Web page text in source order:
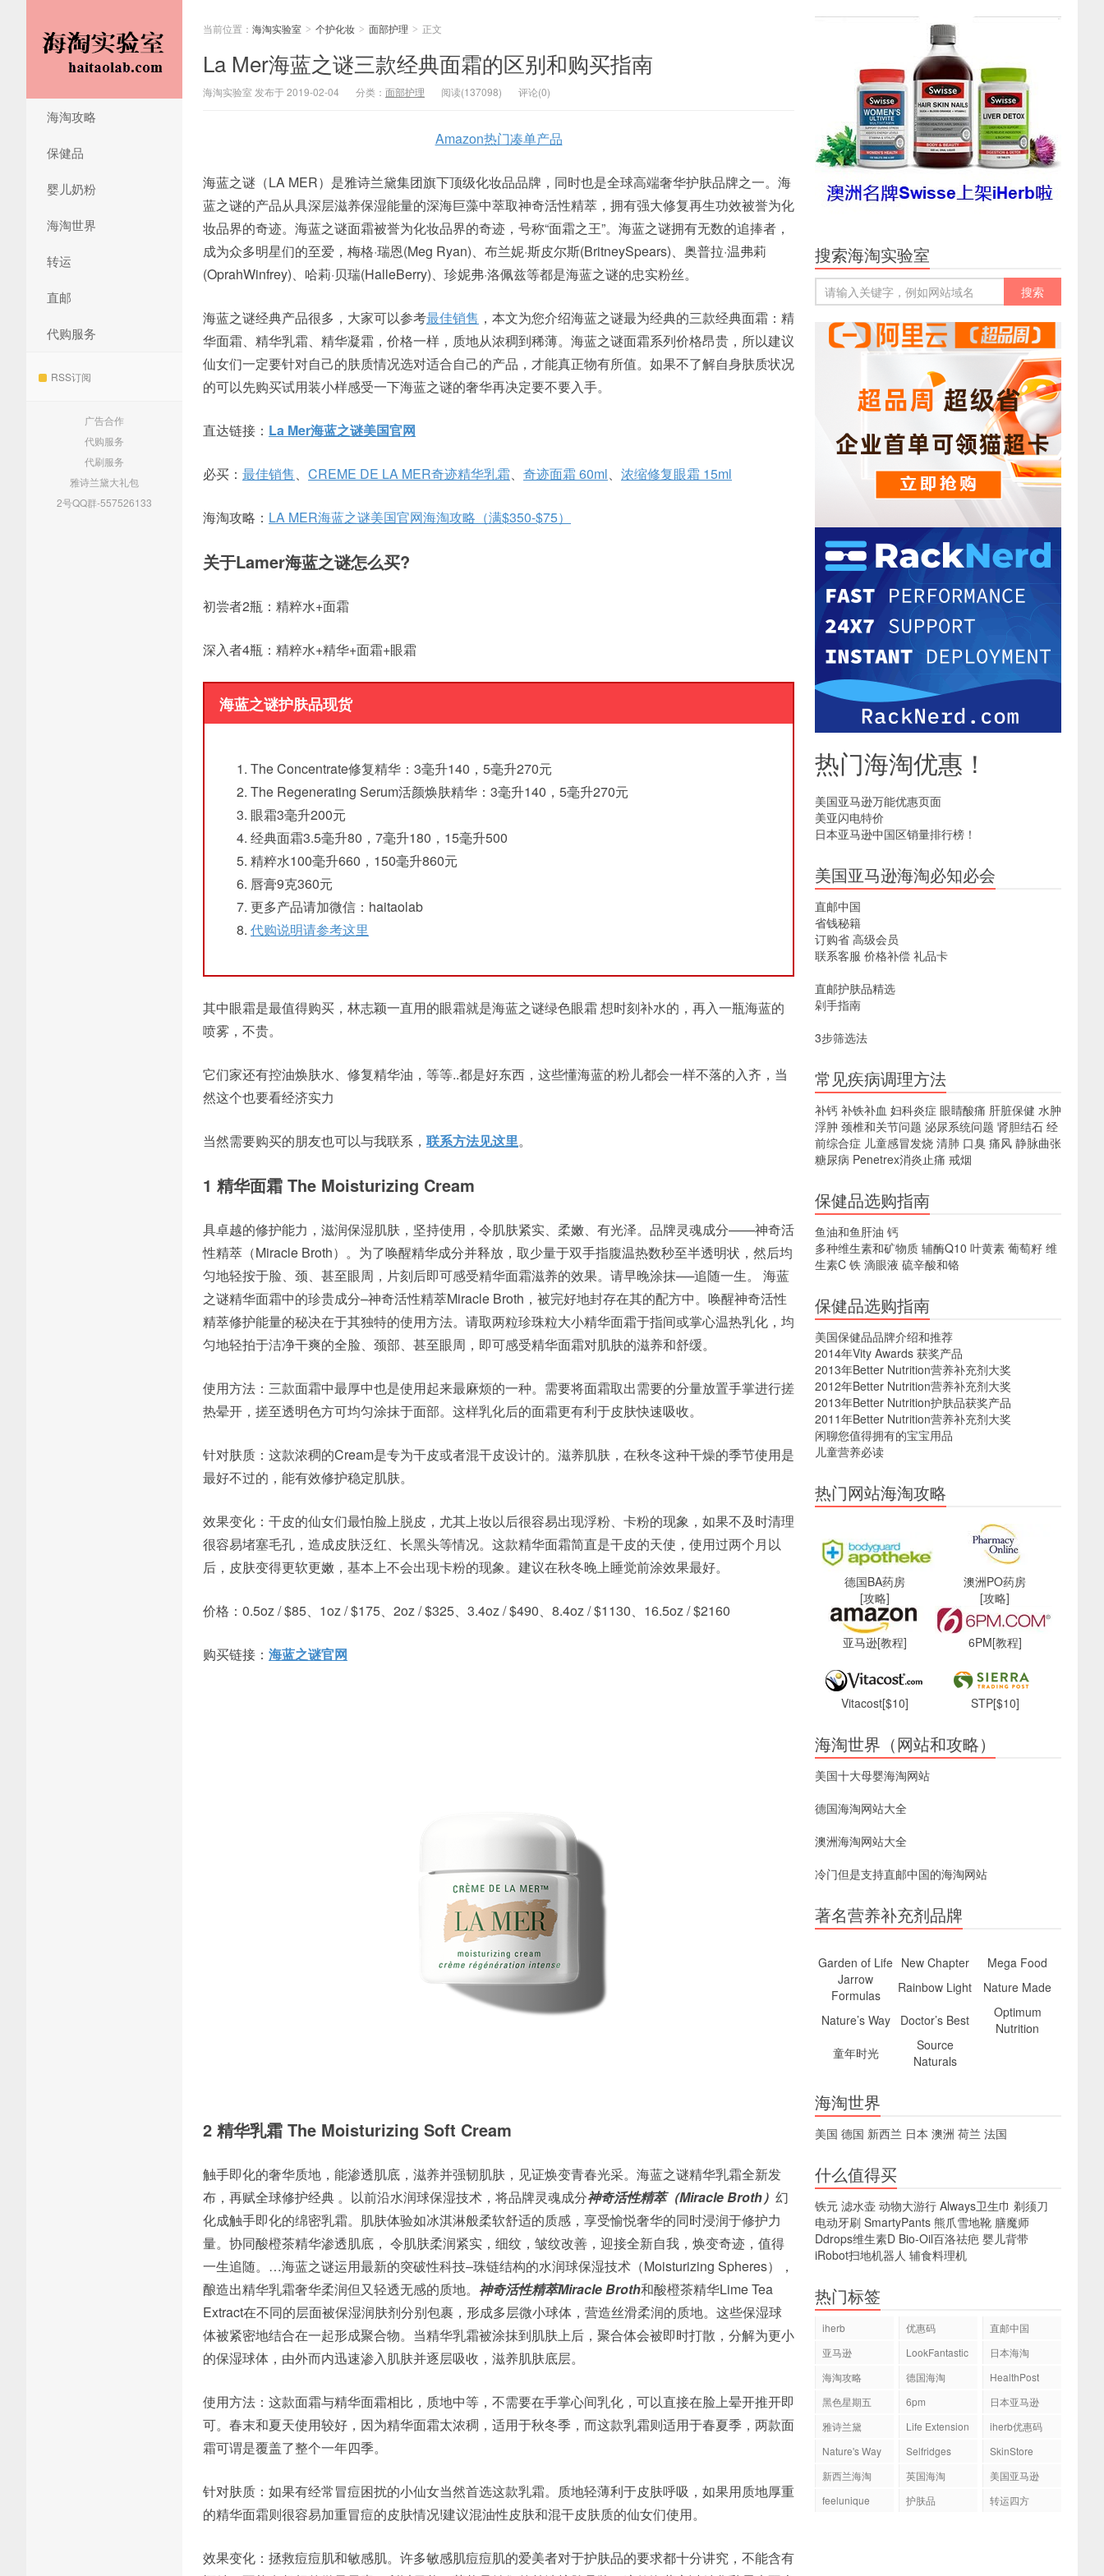
海淘攻略
保健品
婴儿奶粉
海淘世界
转运
直邮
代购服务
RSS订阅
广告合作
代购服务
代刷服务
雅诗兰黛大礼包
2号QQ群-557526133
当前位置： 海淘实验室 > 个护化妆 > 面部护理 > 正文
La Mer海蓝之谜三款经典面霜的区别和购买指南
海淘实验室 发布于 2019-02-04 分类： 面部护理 阅读(137098) 评论(0)
Amazon热门凑单产品
海蓝之谜（LA MER）是雅诗兰黛集团旗下顶级化妆品品牌，同时也是全球高端奢华护肤品牌之一。海
蓝之谜的产品从具深层滋养保湿能量的深海巨藻中萃取神奇活性精萃，拥有强大修复再生功效被誉为化
妆品界的奇迹。海蓝之谜面霜被誉为化妆品界的奇迹，号称“面霜之王”。海蓝之谜拥有无数的追捧者，
成为众多明星们的至爱，梅格·瑞恩(Meg Ryan)、布兰妮·斯皮尔斯(BritneySpears)、奥普拉·温弗莉
(OprahWinfrey)、哈莉·贝瑞(HalleBerry)、珍妮弗·洛佩兹等都是海蓝之谜的忠实粉丝。
海蓝之谜经典产品很多，大家可以参考最佳销售 ，本文为您介绍海蓝之谜最为经典的三款经典面霜：精
华面霜、精华乳霜、精华凝霜，价格一样，质地从浓稠到稀薄。海蓝之谜面霜系列价格昂贵，所以建议
仙女们一定要针对自己的肤质情况选对适合自己的产品，才能真正物有所值。如果不了解自身肤质状况
的可以先购买试用装小样感受一下海蓝之谜的奢华再决定要不要入手。
直达链接： La Mer海蓝之谜美国官网
必买： 最佳销售、 CREME DE LA MER奇迹精华乳霜、 奇迹面霜 60ml、 浓缩修复眼霜 15ml
海淘攻略： LA MER海蓝之谜美国官网海淘攻略（满$350-$75）
关于Lamer海蓝之谜怎么买?
初尝者2瓶：精粹水+面霜
深入者4瓶：精粹水+精华+面霜+眼霜
海蓝之谜护肤品现货
The Concentrate修复精华：3毫升140，5毫升270元
The Regenerating Serum活颜焕肤精华：3毫升140，5毫升270元
眼霜3毫升200元
经典面霜3.5毫升80，7毫升180，15毫升500
精粹水100毫升660，150毫升860元
唇膏9克360元
更多产品请加微信：haitaolab
代购说明请参考这里
其中眼霜是最值得购买，林志颖一直用的眼霜就是海蓝之谜绿色眼霜 想时刻补水的，再入一瓶海蓝的
喷雾，不贵。
它们家还有控油焕肤水、修复精华油，等等..都是好东西，这些懂海蓝的粉儿都会一样不落的入齐，当
然这个也要看经济实力
当然需要购买的朋友也可以与我联系， 联系方法见这里。
1 精华面霜 The Moisturizing Cream
具卓越的修护能力，滋润保湿肌肤，坚持使用，令肌肤紧实、柔嫩、有光泽。品牌灵魂成分——神奇活
性精萃（Miracle Broth）。为了唤醒精华成分并释放，取少量于双手指腹温热数秒至半透明状，然后均
匀地轻按于脸、颈、甚至眼周，片刻后即可感受精华面霜滋养的效果。请早晚涂抹──追随一生。 海蓝
之谜精华面霜中的珍贵成分–神奇活性精萃Miracle Broth，被完好地封存在其的配方中。唤醒神奇活性
精萃修护能量的秘决在于其独特的使用方法。请取两粒珍珠粒大小精华面霜于指间或掌心温热乳化，均
匀地轻拍于洁净干爽的全脸、颈部、甚至眼周，即可感受精华面霜对肌肤的滋养和舒缓。
使用方法：三款面霜中最厚中也是使用起来最麻烦的一种。需要将面霜取出需要的分量放置手掌进行搓
热晕开，搓至透明色方可均匀涂抹于面部。这样乳化后的面霜更有利于皮肤快速吸收。
针对肤质：这款浓稠的Cream是专为干皮或者混干皮设计的。滋养肌肤，在秋冬这种干燥的季节使用是
最好不过的，能有效修护稳定肌肤。
效果变化：干皮的仙女们最怕脸上脱皮，尤其上妆以后很容易出现浮粉、卡粉的现象，如果不及时清理
很容易堵塞毛孔，造成皮肤泛红、长黑头等情况。这款精华面霜简直是干皮的天使，使用过两个月以
后，皮肤变得更软更嫩，基本上不会出现卡粉的现象。建议在秋冬晚上睡觉前涂效果最好。
价格：0.5oz / $85、1oz / $175、2oz / $325、3.4oz / $490、8.4oz / $1130、16.5oz / $2160
购买链接： 海蓝之谜官网
2 精华乳霜 The Moisturizing Soft Cream
触手即化的奢华质地，能渗透肌底，滋养并强韧肌肤，见证焕变青春光采。海蓝之谜精华乳霜全新发
布，再赋全球修护经典 。以前沿水润球保湿技术，将品牌灵魂成分神奇活性精萃（Miracle Broth） 幻
化成触手即化的绵密乳霜。肌肤体验如冰淇淋般柔软舒适的质感，享受愉悦奢华的同时浸润于修护力
量。协同酸橙茶精华渗透肌底， 令肌肤柔润紧实，细纹，皱纹改善，迎接全新自我，焕变奇迹，值得
一生追随。 …海蓝之谜运用最新的突破性科技–珠链结构的水润球保湿技术（Moisturizing Spheres），
酿造出精华乳霜奢华柔润但又轻透无感的质地。 神奇活性精萃Miracle Broth和酸橙茶精华Lime Tea
Extract在不同的层面被保湿润肤剂分别包裹，形成多层微小球体，营造丝滑柔润的质地。这些保湿球
体被紧密地结合在一起形成聚合物。当精华乳霜被涂抹到肌肤上后，聚合体会被即时打散，分解为更小
的保湿球体，由外而内迅速渗入肌肤并逐层吸收，滋养肌肤底层。
使用方法：这款面霜与精华面霜相比，质地中等，不需要在手掌心间乳化，可以直接在脸上晕开推开即
可。春末和夏天使用较好，因为精华面霜太浓稠，适用于秋冬季，而这款乳霜则适用于春夏季，两款面
霜可谓是覆盖了整个一年四季。
针对肤质：如果有经常冒痘困扰的小仙女当然首选这款乳霜。质地轻薄利于皮肤呼吸，如果用质地厚重
的精华面霜则很容易加重冒痘的皮肤情况!建议混油性皮肤和混干皮肤质的仙女们使用。
效果变化：拯救痘痘肌和敏感肌。许多敏感肌痘痘肌的爱美者对于护肤品的要求都十分讲究，不能含有
搜索海淘实验室
热门海淘优惠！
美国亚马逊万能优惠页面
美亚闪电特价
日本亚马逊中国区销量排行榜！
美国亚马逊海淘必知必会
直邮中国
省钱秘籍
订购省 高级会员
联系客服 价格补偿 礼品卡
直邮护肤品精选
剁手指南
3步筛选法
常见疾病调理方法
补钙 补铁补血 妇科炎症 眼睛酸痛 肝脏保健 水肿
浮肿 颈椎和关节问题 泌尿系统问题 肾胆结石 经
前综合症 儿童感冒发烧 清肺 口臭 痛风 静脉曲张
糖尿病 Penetrex消炎止痛 戒烟
保健品选购指南
鱼油和鱼肝油 钙
多种维生素和矿物质 辅酶Q10 叶黄素 葡萄籽 维
生素C 铁 滴眼液 硫辛酸和铬
保健品选购指南
美国保健品品牌介绍和推荐
2014年Vity Awards 获奖产品
2013年Better Nutrition营养补充剂大奖
2012年Better Nutrition营养补充剂大奖
2013年Better Nutrition护肤品获奖产品
2011年Better Nutrition营养补充剂大奖
闲聊您值得拥有的宝宝用品
儿童营养必读
热门网站海淘攻略
德国BA药房
[攻略]
澳洲PO药房
[攻略]
亚马逊[教程] 6PM[教程]
Vitacost[$10] STP[$10]
海淘世界（网站和攻略）
美国十大母婴海淘网站
德国海淘网站大全
澳洲海淘网站大全
冷门但是支持直邮中国的海淘网站
著名营养补充剂品牌
Garden of Life New Chapter
Mega Food
Jarrow
Formulas
Rainbow Light
Nature Made
Nature’s Way
Doctor’s Best
Optimum
Nutrition
童年时光
Source
Naturals
海淘世界
美国 德国 新西兰 日本 澳洲 荷兰 法国
什么值得买
铁元 滤水壶 动物大游行 Always卫生巾 剃须刀
电动牙刷 SmartyPants 熊爪雪地靴 膳魔师
Ddrops维生素D Bio-Oil百洛祛疤 婴儿背带
iRobot扫地机器人 辅食料理机
热门标签
iherb 优惠码
直邮中国
亚马逊
LookFantastic
日本海淘
海淘攻略
德国海淘
HealthPost
黑色星期五
6pm
日本亚马逊
雅诗兰黛
Life Extension
iherb优惠码
Nature's Way
Selfridges
SkinStore
新西兰海淘
英国海淘
美国亚马逊
feelunique
护肤品 转运四方